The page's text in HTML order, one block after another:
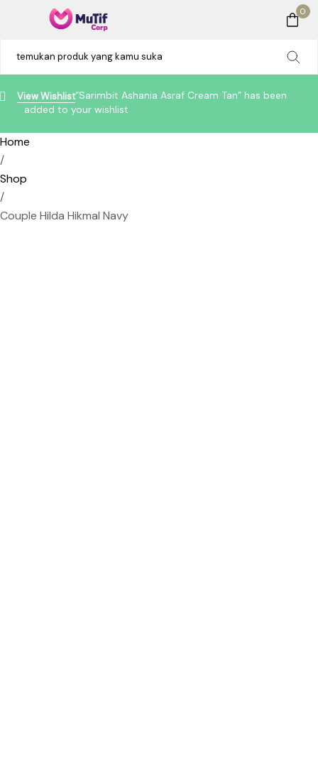
0
View Wishlist“Sarimbit Ashania Asraf Cream Tan” has been
added to your wishlist
Home
/
Shop
/
Couple Hilda Hikmal Navy